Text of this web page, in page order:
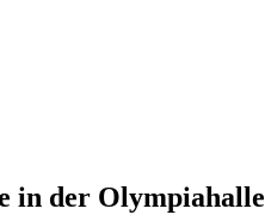
in der Olympiahalle